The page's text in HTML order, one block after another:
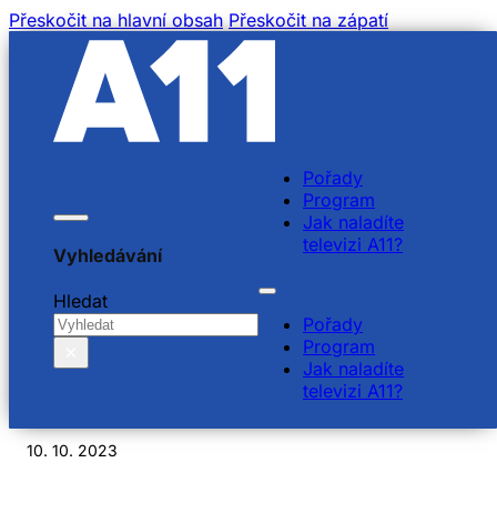
Přeskočit na hlavní obsah Přeskočit na zápatí
Vyhledávání
Hledat
Pořady
Program
Jak naladíte
televizi A11?
Pořady
Program
Jak naladíte
televizi A11?
Zdeněk Šarapatka –
publicista a politický
10. 10. 2023